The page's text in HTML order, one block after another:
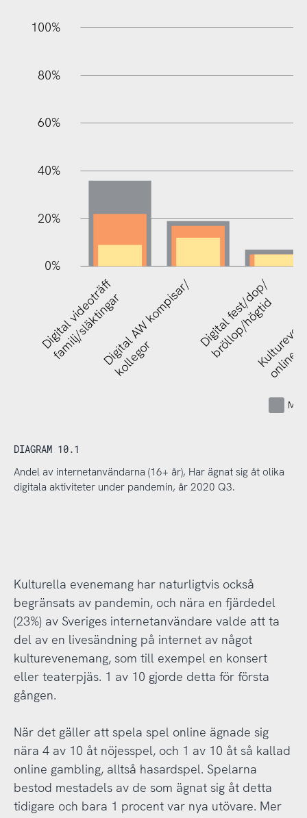
100%
80%
60%
40%
20%
0%
Digital videoträff
familj/släktingarDigital AW kompisar/
kollegor
Digital fest/dop/
bröllop/högtid
online
DIAGRAM 10.1
Andel av internetanvändarna (16+ år), Har ägnat sig åt olika
digitala aktiviteter under pandemin, år 2020 Q3.
Kulturella evenemang har naturligtvis också
begränsats av pandemin, och nära en fjärdedel
(23%) av Sveriges internetanvändare valde att ta
del av en livesändning på internet av något
kulturevenemang, som till exempel en konsert
eller teaterpjäs. 1 av 10 gjorde detta för första
gången.
När det gäller att spela spel online ägnade sig
nära 4 av 10 åt nöjesspel, och 1 av 10 åt så kallad
online gambling, alltså hasardspel. Spelarna
bestod mestadels av de som ägnat sig åt detta
tidigare och bara 1 procent var nya utövare. Mer